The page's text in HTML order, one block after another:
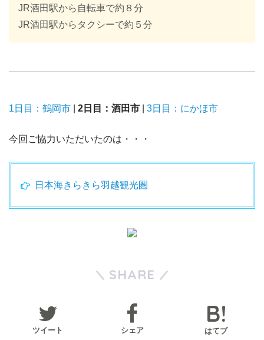
JR酒田駅から自転車で約８分
JR酒田駅からタクシーで約５分
1日目：鶴岡市 2日目：酒田市 3日目：にかほ市
今回ご協力いただいたのは・・・
日本海きらきら羽越観光圏
SHARE
ツイート シェア はてブ